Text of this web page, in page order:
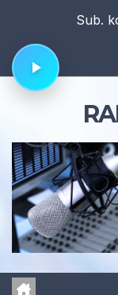
content
Sub.